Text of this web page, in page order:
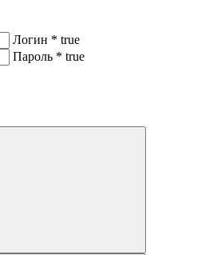
Логин * true
Пароль * true